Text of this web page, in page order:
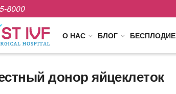
8000
О НАС БЛОГ БЕСПЛОДИЕ
донор яйцеклеток